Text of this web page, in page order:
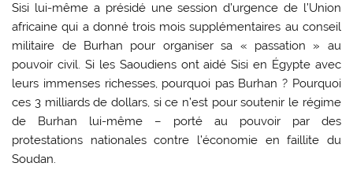
Sisi lui-même a présidé une session d’urgence de l’Union
africaine qui a donné trois mois supplémentaires au conseil
militaire de Burhan pour organiser sa « passation » au
pouvoir civil. Si les Saoudiens ont aidé Sisi en Égypte avec
leurs immenses richesses, pourquoi pas Burhan ? Pourquoi
ces 3 milliards de dollars, si ce n’est pour soutenir le régime
de Burhan lui-même – porté au pouvoir par des
protestations nationales contre l’économie en faillite du
Soudan.